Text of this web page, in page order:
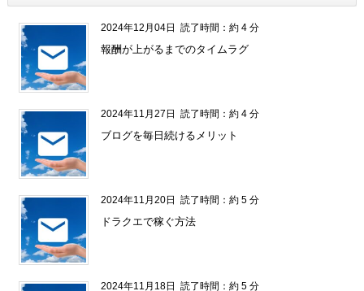
2024年12月04日読了時間：約 4 分
報酬が上がるまでのタイムラグ
2024年11月27日読了時間：約 4 分
ブログを毎日続けるメリット
2024年11月20日読了時間：約 5 分
ドラクエで稼ぐ方法
2024年11月18日読了時間：約 5 分